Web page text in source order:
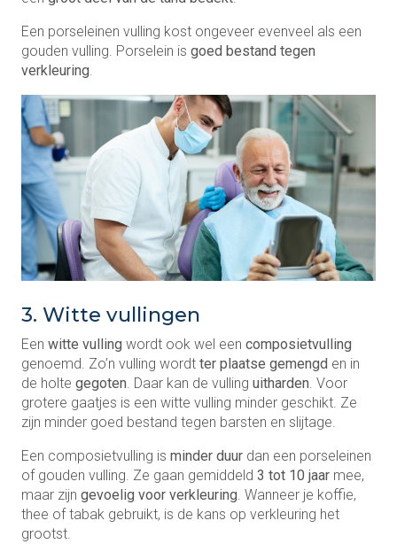
Een porseleinen vulling kost ongeveer evenveel als een
gouden vulling. Porselein is goed bestand tegen
verkleuring
3. Witte vullingen
Een witte vulling wordt ook wel een composietvulling
genoemd. Zo’n vulling wordt ter plaatse gemengd en in
de holte gegoten . Daar kan de vulling uitharden . Voor
grotere gaatjes is een witte vulling minder geschikt. Ze
zijn minder goed bestand tegen barsten en slijtage.
Een composietvulling is minder duur dan een porseleinen
of gouden vulling. Ze gaan gemiddeld 3 tot 10 jaar mee,
maar zijn gevoelig voor verkleuring . Wanneer je koffie,
thee of tabak gebruikt, is de kans op verkleuring het
grootst.